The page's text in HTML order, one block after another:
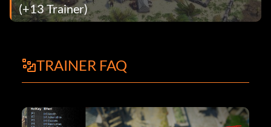
(+13 Trainer)
TRAINER FAQ